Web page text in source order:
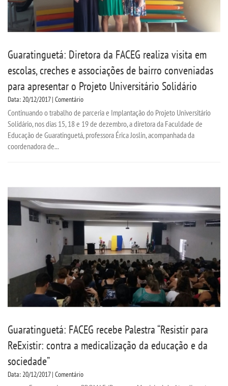
Guaratinguetá: Diretora da FACEG realiza visita em
escolas, creches e associações de bairro conveniadas
para apresentar o Projeto Universitário Solidário
Data: 20/12/2017 | Comentário
Continuando o trabalho de parceria e Implantação do Projeto Universitário
Solidário, nos dias 15, 18 e 19 de dezembro, a diretora da Faculdade de
Educação de Guaratinguetá, professora Érica Joslin, acompanhada da
coordenadora de...
Guaratinguetá: FACEG recebe Palestra “Resistir para
ReExistir: contra a medicalização da educação e da
sociedade”
Data: 20/12/2017 | Comentário